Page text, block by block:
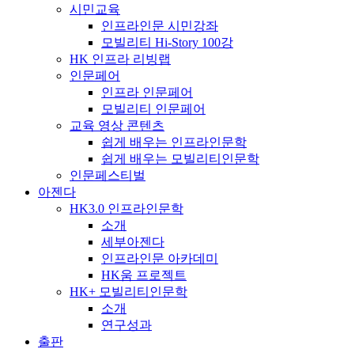
시민교육
인프라인문 시민강좌
모빌리티 Hi-Story 100강
HK 인프라 리빙랩
인문페어
인프라 인문페어
모빌리티 인문페어
교육 영상 콘텐츠
쉽게 배우는 인프라인문학
쉽게 배우는 모빌리티인문학
인문페스티벌
아젠다
HK3.0 인프라인문학
소개
세부아젠다
인프라인문 아카데미
HK움 프로젝트
HK+ 모빌리티인문학
소개
연구성과
출판